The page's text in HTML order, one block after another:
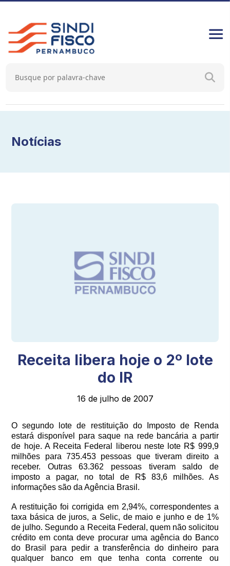
Notícias
Receita libera hoje o 2º lote
do IR
16 de julho de 2007
O segundo lote de restituição do Imposto de Renda
estará disponível para saque na rede bancária a partir
de hoje. A Receita Federal liberou neste lote R$ 999,9
milhões para 735.453 pessoas que tiveram direito a
receber. Outras 63.362 pessoas tiveram saldo de
imposto a pagar, no total de R$ 83,6 milhões. As
informações são da Agência Brasil.
A restituição foi corrigida em 2,94%, correspondentes a
taxa básica de juros, a Selic, de maio e junho e de 1%
de julho. Segundo a Receita Federal, quem não solicitou
crédito em conta deve procurar uma agência do Banco
do Brasil para pedir a transferência do dinheiro para
qualquer banco em que tenha conta corrente ou